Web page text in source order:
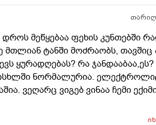
მეწყებაა ფეხის კუნთებში
ტანში მოძრაობს, თავშიც
ყურადღებას? რა ჯანდააბაა,ეს?
სისხლში ნორმალურია.
ნორმაშია.. პტჰ ნორმაშია. შაქარი , კრეანინი ნორმაშია. ვეღარც ვიგებ ვინაა ჩემი